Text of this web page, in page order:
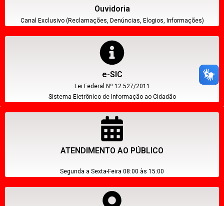
Ouvidoria
Canal Exclusivo (Reclamações, Denúncias, Elogios, Informações)
e-SIC
Lei Federal Nº 12.527/2011
Sistema Eletrônico de Informação ao Cidadão
ATENDIMENTO AO PÚBLICO
Segunda a Sexta-Feira 08:00 às 15:00